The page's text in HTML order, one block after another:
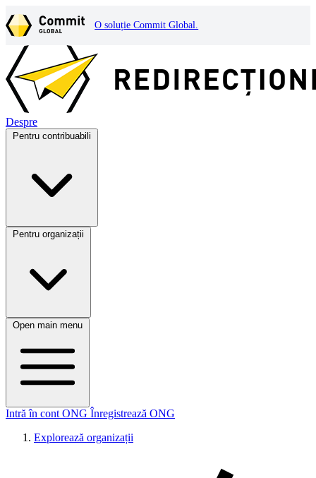
O soluție Commit Global.
Despre
Pentru contribuabili
Pentru organizații
Open main menu
Intră în cont ONG Înregistrează ONG
Explorează organizații